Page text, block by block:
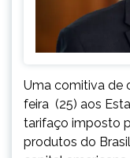
Uma comitiva de
feira (25) aos
tarifaço imposto
produtos do